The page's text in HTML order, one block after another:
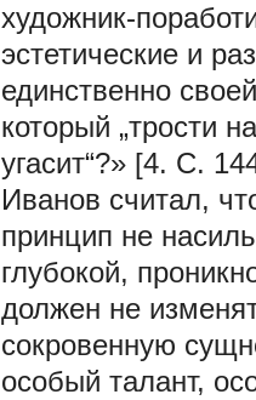
художник-
эстетические и
единственно
который „трости
угасит“?» [4. С.
Иванов считал,
принцип не
глубокой,
должен не
сокровенную
особый талант,